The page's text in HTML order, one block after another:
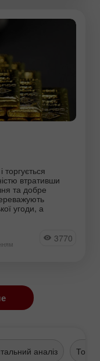
торгується
втративши
та добре
угоди, а
3770
аналіз